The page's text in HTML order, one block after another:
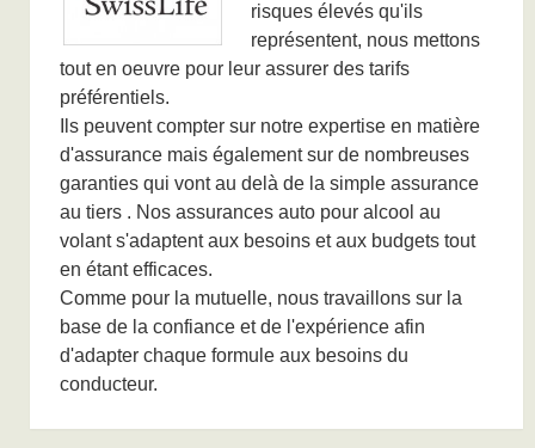
risques élevés qu'ils
représentent, nous mettons
tout en oeuvre pour leur assurer des tarifs
préférentiels.
Ils peuvent compter sur notre expertise en matière
d'assurance mais également sur de nombreuses
garanties qui vont au delà de la simple assurance
au tiers . Nos assurances auto pour alcool au
volant s'adaptent aux besoins et aux budgets tout
en étant efficaces.
Comme pour la mutuelle, nous travaillons sur la
base de la confiance et de l'expérience afin
d'adapter chaque formule aux besoins du
conducteur.